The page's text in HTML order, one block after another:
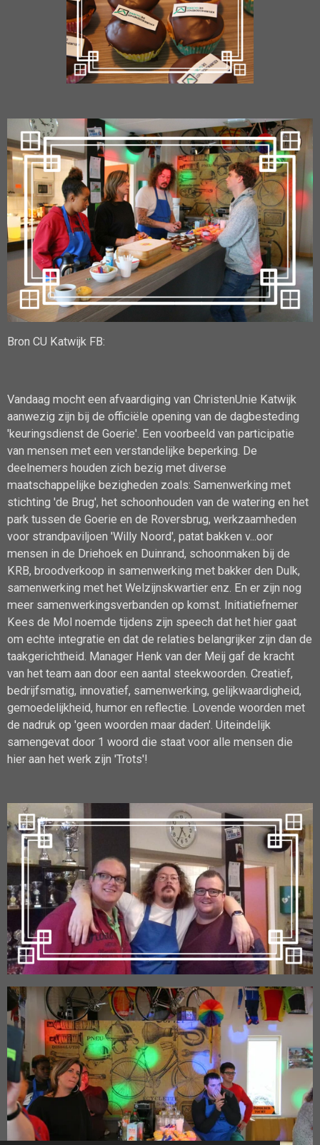
Bron CU Katwijk FB:
Vandaag mocht een afvaardiging van ChristenUnie Katwijk
aanwezig zijn bij de officiële opening van de dagbesteding
'keuringsdienst de Goerie'. Een voorbeeld van participatie
van mensen met een verstandelijke beperking. De
deelnemers houden zich bezig met diverse
maatschappelijke bezigheden zoals: Samenwerking met
stichting 'de Brug', het schoonhouden van de watering en het
park tussen de Goerie en de Roversbrug, werkzaamheden
voor strandpaviljoen 'Willy Noord', patat bakken v...oor
mensen in de Driehoek en Duinrand, schoonmaken bij de
KRB, broodverkoop in samenwerking met bakker den Dulk,
samenwerking met het Welzijnskwartier enz. En er zijn nog
meer samenwerkingsverbanden op komst. Initiatiefnemer
Kees de Mol noemde tijdens zijn speech dat het hier gaat
om echte integratie en dat de relaties belangrijker zijn dan de
taakgerichtheid. Manager Henk van der Meij gaf de kracht
van het team aan door een aantal steekwoorden. Creatief,
bedrijfsmatig, innovatief, samenwerking, gelijkwaardigheid,
gemoedelijkheid, humor en reflectie. Lovende woorden met
de nadruk op 'geen woorden maar daden'. Uiteindelijk
samengevat door 1 woord die staat voor alle mensen die
hier aan het werk zijn 'Trots'!